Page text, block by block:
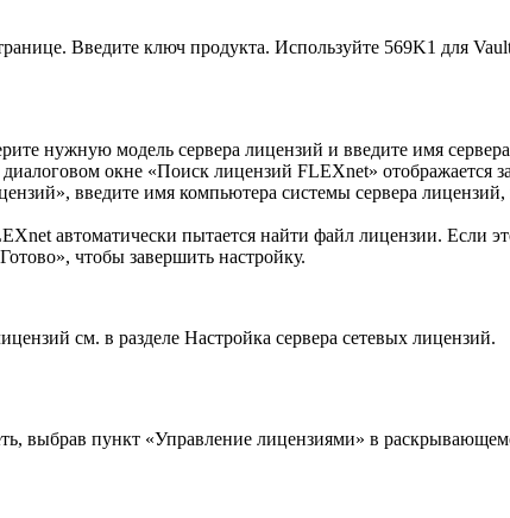
Введите ключ продукта. Используйте 569K1 для
нужную модель сервера лицензий и введите имя
окне «Поиск лицензий FLEXnet» отображается
введите имя компьютера системы сервера
автоматически пытается найти файл лицензии. Если
чтобы завершить настройку.
см. в разделе Настройка сервера сетевых лицензий.
выбрав пункт «Управление лицензиями» в